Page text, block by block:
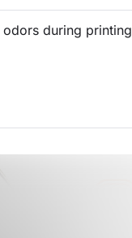
during printing